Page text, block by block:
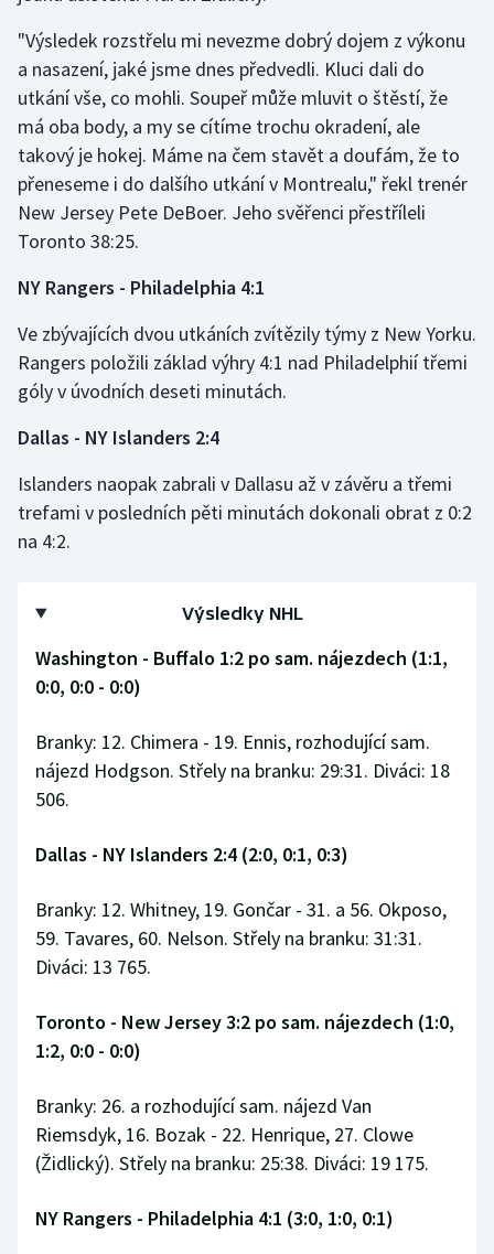
"Výsledek rozstřelu mi nevezme dobrý dojem z výkonu
a nasazení, jaké jsme dnes předvedli. Kluci dali do
utkání vše, co mohli. Soupeř může mluvit o štěstí, že
má oba body, a my se cítíme trochu okradení, ale
takový je hokej. Máme na čem stavět a doufám, že to
přeneseme i do dalšího utkání v Montrealu," řekl trenér
New Jersey Pete DeBoer. Jeho svěřenci přestříleli
Toronto 38:25.
NY Rangers - Philadelphia 4:1
Ve zbývajících dvou utkáních zvítězily týmy z New Yorku.
Rangers položili základ výhry 4:1 nad Philadelphií třemi
góly v úvodních deseti minutách.
Dallas - NY Islanders 2:4
Islanders naopak zabrali v Dallasu až v závěru a třemi
trefami v posledních pěti minutách dokonali obrat z 0:2
na 4:2.
Výsledky NHL
Washington - Buffalo 1:2 po sam. nájezdech (1:1,
0:0, 0:0 - 0:0)
Branky: 12. Chimera - 19. Ennis, rozhodující sam.
nájezd Hodgson. Střely na branku: 29:31. Diváci: 18
506.
Dallas - NY Islanders 2:4 (2:0, 0:1, 0:3)
Branky: 12. Whitney, 19. Gončar - 31. a 56. Okposo,
59. Tavares, 60. Nelson. Střely na branku: 31:31.
Diváci: 13 765.
Toronto - New Jersey 3:2 po sam. nájezdech (1:0,
1:2, 0:0 - 0:0)
Branky: 26. a rozhodující sam. nájezd Van
Riemsdyk, 16. Bozak - 22. Henrique, 27. Clowe
(Židlický). Střely na branku: 25:38. Diváci: 19 175.
NY Rangers - Philadelphia 4:1 (3:0, 1:0, 0:1)